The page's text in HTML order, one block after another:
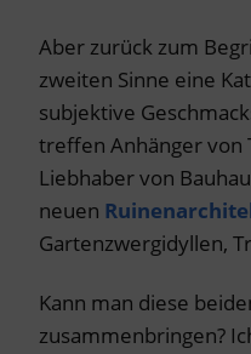
Aber zurück zum
zweiten Sinne eine
subjektive
treffen Anhänger von
Liebhaber von
neuen
Gartenzwergidyllen,
Kann man diese
zusammenbringen?